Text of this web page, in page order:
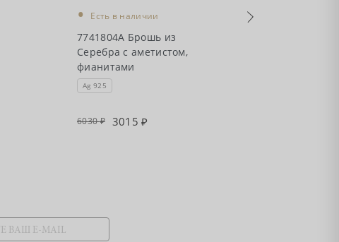
• Есть в наличии
7741804А Брошь из
Серебра с аметистом,
фианитами
Ag 925
6030 3015